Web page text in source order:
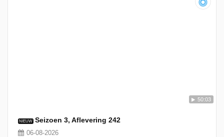
50:03
NIEUW Seizoen 3, Aflevering 242
06-08-2026